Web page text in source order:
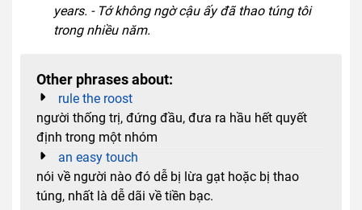
years. - Tớ không ngờ cậu ấy đã thao túng tôi
trong nhiều năm.
Other phrases about:
rule the roost
người thống trị, đứng đầu, đưa ra hầu hết quyết
định trong một nhóm
an easy touch
nói về người nào đó dễ bị lừa gạt hoặc bị thao
túng, nhất là dễ dãi về tiền bạc.